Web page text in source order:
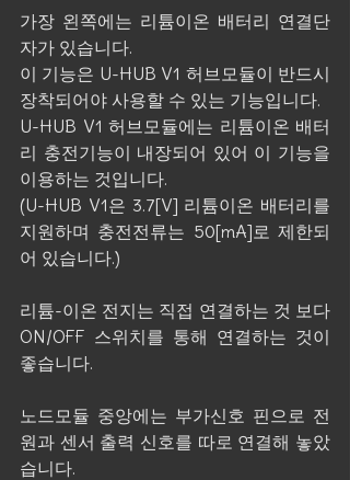
가장 왼쪽에는 리튬이온 배터리 연결단
자가 있습니다.
이 기능은 U-HUB V1 허브모듈이 반드시
장착되어야 사용할 수 있는 기능입니다.
U-HUB V1 허브모듈에는 리튬이온 배터
리 충전기능이 내장되어 있어 이 기능을
이용하는 것입니다.
(U-HUB V1은 3.7[V] 리튬이온 배터리를
지원하며 충전전류는 50[mA]로 제한되
어 있습니다.)
리튬-이온 전지는 직접 연결하는 것 보다
ON/OFF 스위치를 통해 연결하는 것이
좋습니다.
노드모듈 중앙에는 부가신호 핀으로 전
원과 센서 출력 신호를 따로 연결해 놓았
습니다.